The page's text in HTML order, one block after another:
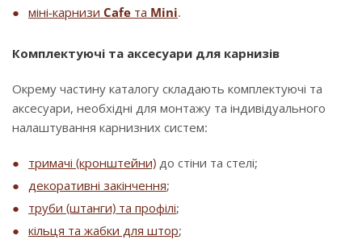
міні-карнизи Cafe та Mini.
Комплектуючі та аксесуари для карнизів
Окрему частину каталогу складають комплектуючі та
аксесуари, необхідні для монтажу та індивідуального
налаштування карнизних систем:
тримачі (кронштейни) до стіни та стелі;
декоративні закінчення;
труби (штанги) та профілі;
кільця та жабки для штор;